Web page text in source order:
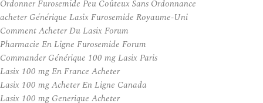
Ordonner Furosemide Peu Coûteux Sans Ordonnance
acheter Générique Lasix Furosemide Royaume-Uni
Comment Acheter Du Lasix Forum
Pharmacie En Ligne Furosemide Forum
Commander Générique 100 mg Lasix Paris
Lasix 100 mg En France Acheter
Lasix 100 mg Acheter En Ligne Canada
Lasix 100 mg Generique Acheter